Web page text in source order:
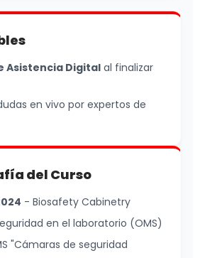
Asistencia Digital al finalizar
en vivo por expertos de
del Curso
- Biosafety Cabinetry
en el laboratorio (OMS)
"Cámaras de seguridad